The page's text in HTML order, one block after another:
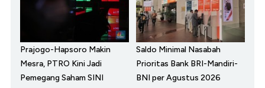
Prajogo-Hapsoro Makin
Mesra, PTRO Kini Jadi
Pemegang Saham SINI
Saldo Minimal Nasabah
Prioritas Bank BRI-Mandiri-
BNI per Agustus 2026